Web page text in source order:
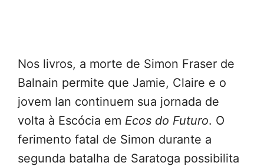
Nos livros, a morte de Simon Fraser de
Balnain permite que Jamie, Claire e o
jovem Ian continuem sua jornada de
volta à Escócia em Ecos do Futuro. O
ferimento fatal de Simon durante a
segunda batalha de Saratoga possibilita